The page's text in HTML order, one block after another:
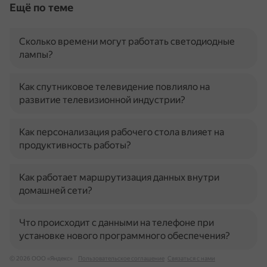
Ещё по теме
Сколько времени могут работать светодиодные
лампы?
Как спутниковое телевидение повлияло на
развитие телевизионной индустрии?
Как персонализация рабочего стола влияет на
продуктивность работы?
Как работает маршрутизация данных внутри
домашней сети?
Что происходит с данными на телефоне при
установке нового программного обеспечения?
© 2026 ООО «Яндекс» Пользовательское соглашение Связаться с нами